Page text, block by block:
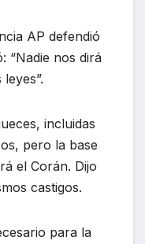
AP defendió
“Nadie nos dirá
incluidas
pero la base
el Corán. Dijo
castigos.
para la